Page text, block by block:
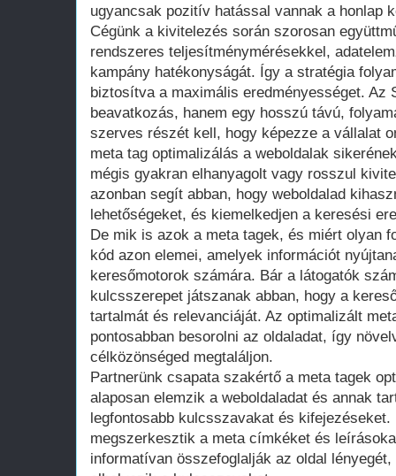
ugyancsak pozitív hatással vannak a honlap
Cégünk a kivitelezés során szorosan
rendszeres teljesítménymérésekkel,
kampány hatékonyságát. Így a stratégia
biztosítva a maximális eredményességet. Az
beavatkozás, hanem egy hosszú távú,
szerves részét kell, hogy képezze a vállalat
meta tag optimalizálás a weboldalak
mégis gyakran elhanyagolt vagy rosszul
azonban segít abban, hogy weboldalad
lehetőségeket, és kiemelkedjen a keresési
De mik is azok a meta tagek, és miért olyan
kód azon elemei, amelyek információt
keresőmotorok számára. Bár a látogatók
kulcsszerepet játszanak abban, hogy a
tartalmát és relevanciáját. Az optimalizált
pontosabban besorolni az oldaladat, így
célközönséged megtaláljon.
Partnerünk csapata szakértő a meta tagek
alaposan elemzik a weboldaladat és annak
legfontosabb kulcsszavakat és kifejezéseket.
megszerkesztik a meta címkéket és
informatívan összefoglalják az oldal